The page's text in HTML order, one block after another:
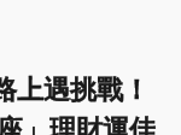
上遇挑戰！